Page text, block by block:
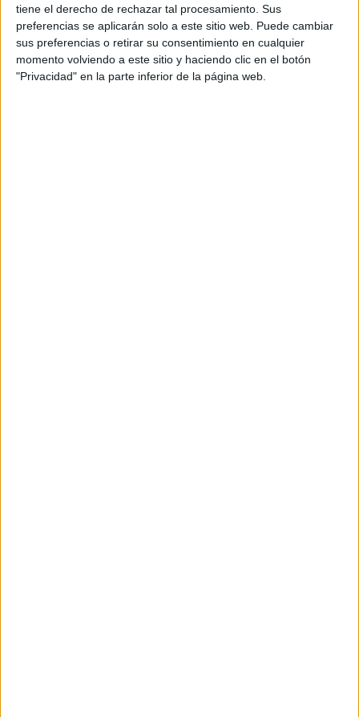
tiene el derecho de rechazar tal procesamiento. Sus
preferencias se aplicarán solo a este sitio web. Puede cambiar
sus preferencias o retirar su consentimiento en cualquier
momento volviendo a este sitio y haciendo clic en el botón
"Privacidad" en la parte inferior de la página web.
Circuitos
F1
Fórmula E
F2 / F3 / F4